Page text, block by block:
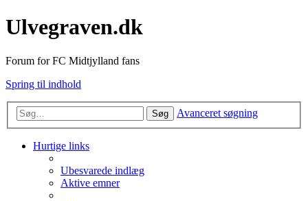
Ulvegraven.dk
Forum for FC Midtjylland fans
Spring til indhold
Søg Avanceret søgning
Hurtige links
Ubesvarede indlæg
Aktive emner